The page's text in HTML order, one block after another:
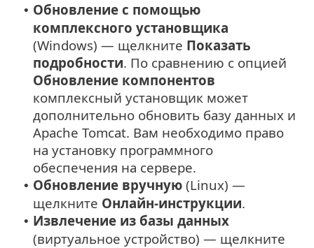
• Обновление с помощью
комплексного установщика
(Windows) — щелкните Показать
подробности. По сравнению с опцией
Обновление компонентов
комплексный установщик может
дополнительно обновить базу данных и
Apache Tomcat. Вам необходимо право
на установку программного
обеспечения на сервере.
• Обновление вручную (Linux) —
щелкните Онлайн-инструкции.
• Извлечение из базы данных
(виртуальное устройство) — щелкните